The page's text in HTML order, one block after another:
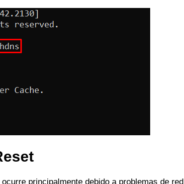
principalmente debido a problemas de red